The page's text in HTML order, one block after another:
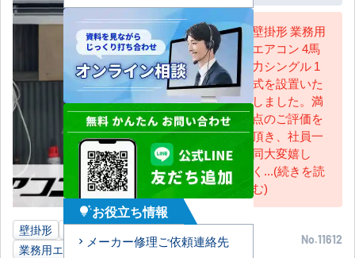
AC担当
壁掛形 業務用
エアコン 4馬
力シングル 1
式を設置いた
しました。満
点のご評価を
頂き、社員一
同大変嬉し
く...(続きを読
む)
壁掛形 4馬力 製造業事務所
東京都
業務用エアコン
No.11612
tips_and_updatesお役立ち情報
メーカー修理ご依頼連絡先